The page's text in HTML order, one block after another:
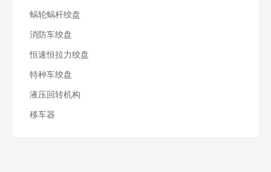
蜗轮蜗杆绞盘
消防车绞盘
恒速恒拉力绞盘
特种车绞盘
液压回转机构
移车器